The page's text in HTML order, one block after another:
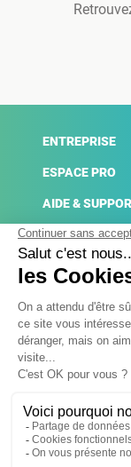
ENTREPRISE
ESPACE PRO
AIDE &
ACTUALITÉS